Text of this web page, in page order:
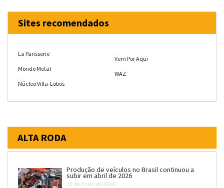
Sites recomendados
La Parisserie
Mondo Metal
Núcleo Villa-Lobos
Vem Por Aqui
WAZ
ALTA RODA
Produção de veículos no Brasil continuou a
subir em abril de 2026
22 de maio de 2026